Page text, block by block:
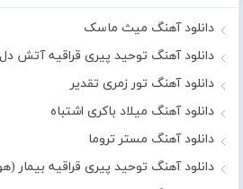
دانلود آهنگ میث ماسک
دانلود آهنگ توحید پیری قراقیه
دانلود آهنگ تور زمری تقدیر
دانلود آهنگ میلاد باکری اشتباه
دانلود آهنگ مستر تروما
دانلود آهنگ توحید پیری قراقیه